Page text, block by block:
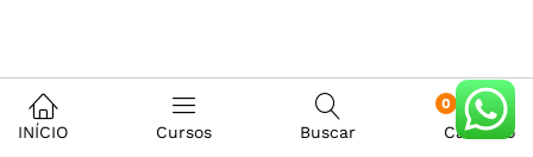
INÍCIO Cursos Buscar
0
Carrinho